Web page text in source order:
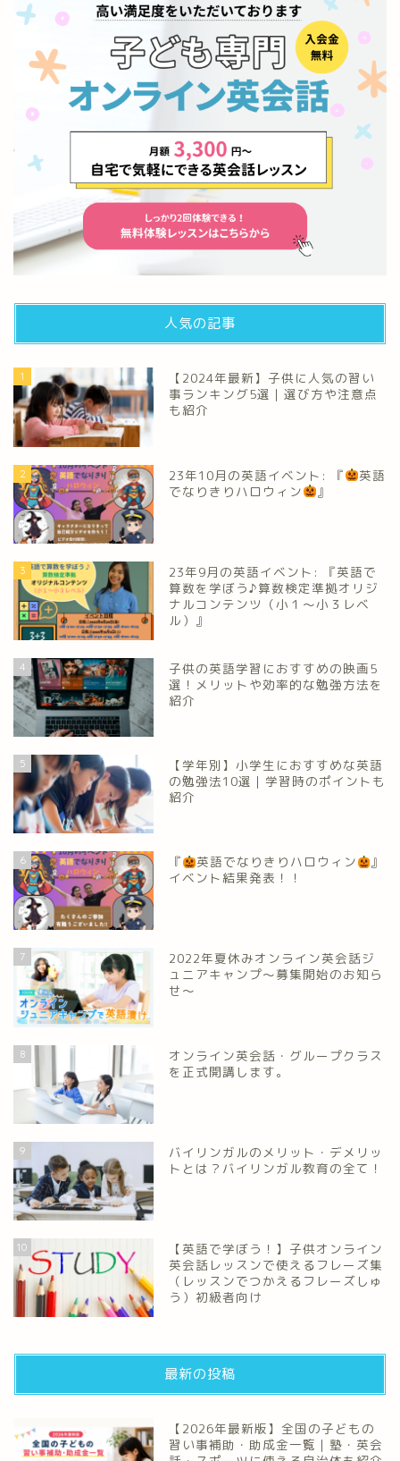
人気の記事
1
【2024年最新】子供に人気の習い
事ランキング5選｜選び方や注意点
も紹介
2 23年10月の英語イベント: 『
英語
でなりきりハロウィン
』
3
23年9月の英語イベント: 『英語で
算数を学ぼう♪算数検定準拠オリジ
ナルコンテンツ（小１～小３レベ
ル）』
4
子供の英語学習におすすめの映画5
選！メリットや効率的な勉強方法を
紹介
5
【学年別】小学生におすすめな英語
の勉強法10選｜学習時のポイントも
紹介
6 『 英語でなりきりハロウィン
』
イベント結果発表！！
7
2022年夏休みオンライン英会話ジ
ュニアキャンプ～募集開始のお知ら
せ～
8
オンライン英会話・グループクラス
を正式開講します。
9
バイリンガルのメリット・デメリッ
トとは？バイリンガル教育の全て！
10
【英語で学ぼう！】子供オンライン
英会話レッスンで使えるフレーズ集
（レッスンでつかえるフレーズしゅ
う）初級者向け
最新の投稿
【2026年最新版】全国の子どもの
習い事補助・助成金一覧｜塾・英会